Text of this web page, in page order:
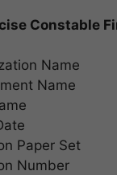
Constable
Name
Name
Paper Set
Number